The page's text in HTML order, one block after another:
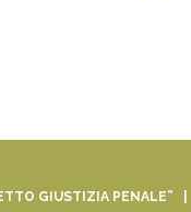
GIUSTIZIA PENALE” |